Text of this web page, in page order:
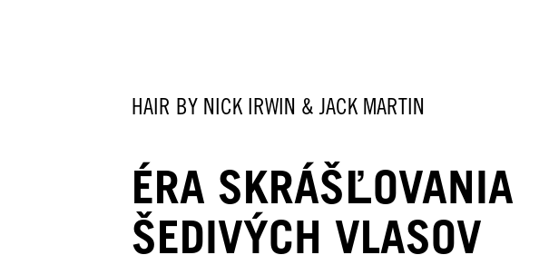
HAIR BY NICK IRWIN & JACK MARTIN
ÉRA SKRÁŠĽOVANIA
ŠEDIVÝCH VLASOV